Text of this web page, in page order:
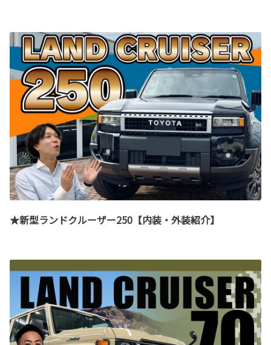
★新型ランドクルーザー250【内装・外装紹介】